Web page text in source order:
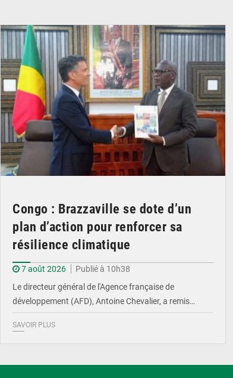
Congo : Brazzaville se dote d’un
plan d’action pour renforcer sa
résilience climatique
7 août 2026
Publié à 10h38
Le directeur général de l'Agence française de
développement (AFD), Antoine Chevalier, a remis…
SAVOIR PLUS